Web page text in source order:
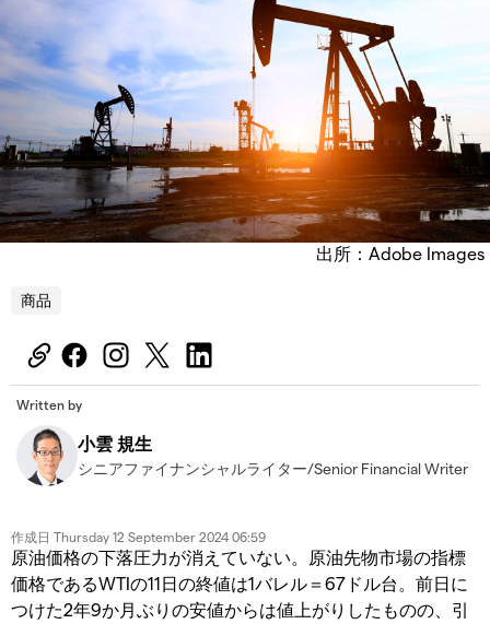
出所：Adobe Images
商品
Written by
小雲 規生
シニアファイナンシャルライター/Senior Financial Writer
作成日 Thursday 12 September 2024 06:59
原油価格の下落圧力が消えていない。原油先物市場の指標
価格であるWTIの11日の終値は1バレル＝67ドル台。前日に
つけた2年9か月ぶりの安値からは値上がりしたものの、引